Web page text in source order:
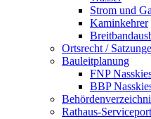
Strom und
Kaminkehrer
Ortsrecht /
Bauleitplanung
FNP
BBP
Rathaus-